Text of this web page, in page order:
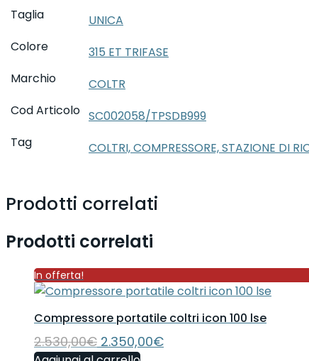
Taglia
UNICA
Colore
315 ET TRIFASE
Marchio
COLTR
Cod Articolo SC002058/TPSDB999
Tag
COLTRI, COMPRESSORE, STAZIONE DI
Prodotti correlati
Prodotti correlati
In offerta!
Compressore portatile coltri icon 100 lse
2.530,00€ Il
prezzo
2.350,00€Il
prezzo